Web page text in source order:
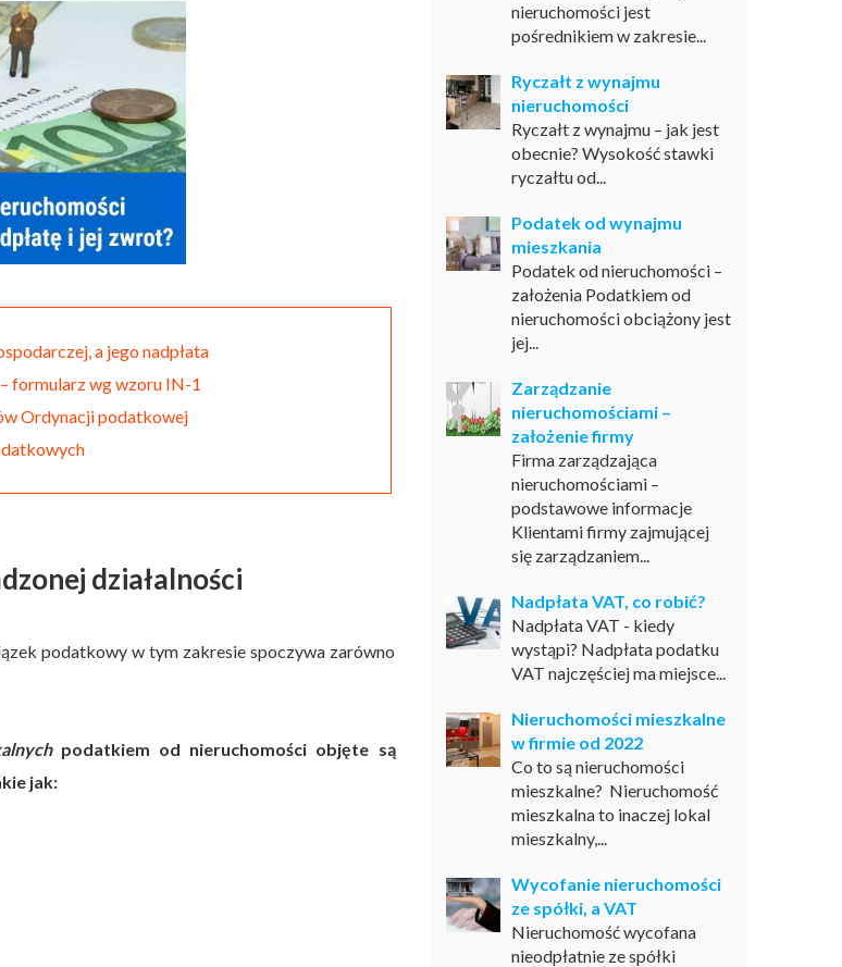
a jego nadpłata
formularz wg wzoru IN-1
Ordynacji podatkowej
działalności
podatkowy w tym zakresie spoczywa zarówno
podatkiem od nieruchomości objęte są
jak:
nieruchomości jest
pośrednikiem w zakresie...
Ryczałt z wynajmu
nieruchomości
Ryczałt z wynajmu – jak jest
obecnie? Wysokość stawki
ryczałtu od...
Podatek od wynajmu
mieszkania
Podatek od nieruchomości –
założenia Podatkiem od
nieruchomości obciążony jest
jej...
Zarządzanie
nieruchomościami –
założenie firmy
Firma zarządzająca
nieruchomościami –
podstawowe informacje
Klientami firmy zajmującej
się zarządzaniem...
Nadpłata VAT, co robić?
Nadpłata VAT - kiedy
wystąpi? Nadpłata podatku
VAT najczęściej ma miejsce...
Nieruchomości mieszkalne
w firmie od 2022
Co to są nieruchomości
mieszkalne? Nieruchomość
mieszkalna to inaczej lokal
mieszkalny,...
Wycofanie nieruchomości
ze spółki, a VAT
Nieruchomość wycofana
nieodpłatnie ze spółki